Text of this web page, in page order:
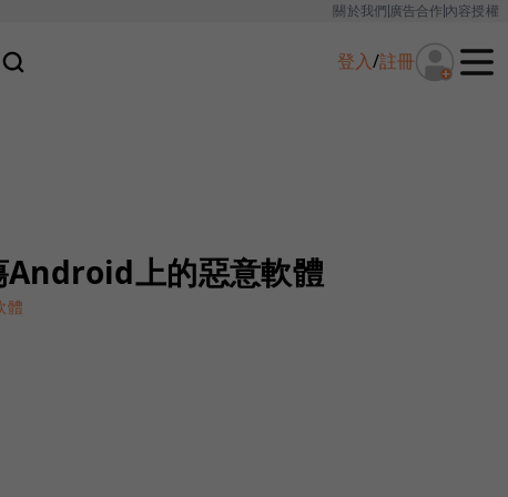
關於我們廣告合作內容授權
登入/註冊
上的惡意軟體
體